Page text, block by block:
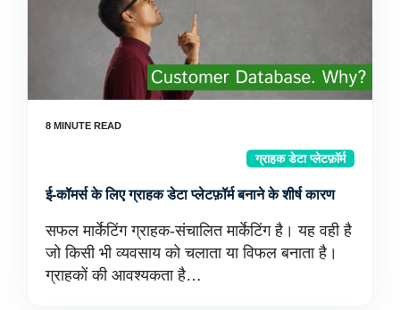
ग्राहक डेटा प्लेटफ़ॉर्म
ई-कॉमर्स के लिए ग्राहक डेटा प्लेटफ़ॉर्म बनाने के शीर्ष कारण
सफल मार्केटिंग ग्राहक-संचालित मार्केटिंग है। यह वही है
जो किसी भी व्यवसाय को चलाता या विफल बनाता है।
ग्राहकों की आवश्यकता है…